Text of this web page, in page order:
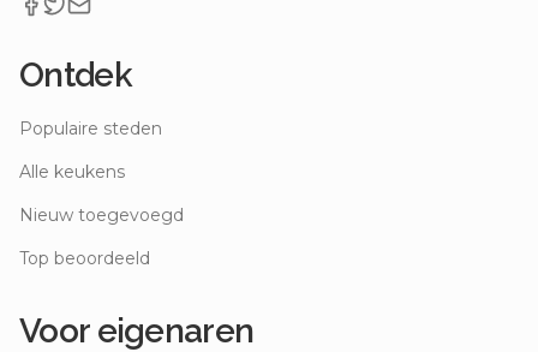
Ontdek
Populaire steden
Alle keukens
Nieuw toegevoegd
Top beoordeeld
Voor eigenaren